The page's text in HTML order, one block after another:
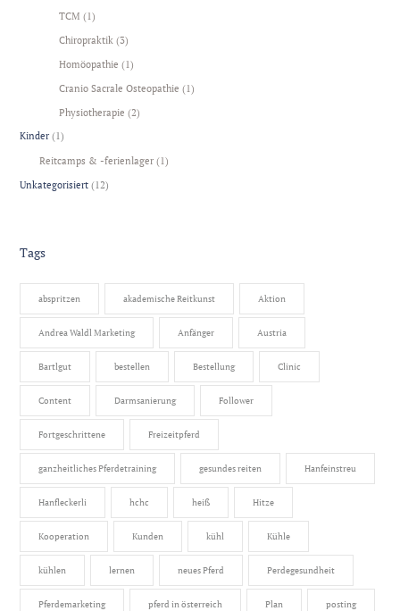
TCM (1)
Chiropraktik (3)
Homöopathie (1)
Cranio Sacrale Osteopathie (1)
Physiotherapie (2)
Kinder (1)
Reitcamps & -ferienlager (1)
Unkategorisiert (12)
Tags
abspritzen akademische Reitkunst Aktion
Andrea Waldl Marketing Anfänger Austria
Bartlgut bestellen Bestellung Clinic
Content Darmsanierung Follower
Fortgeschrittene Freizeitpferd
ganzheitliches Pferdetraining gesundes reiten Hanfeinstreu
Hanfleckerli hchc heiß Hitze
Kooperation Kunden kühl Kühle
kühlen lernen neues Pferd Perdegesundheit
Pferdemarketing pferd in österreich Plan posting